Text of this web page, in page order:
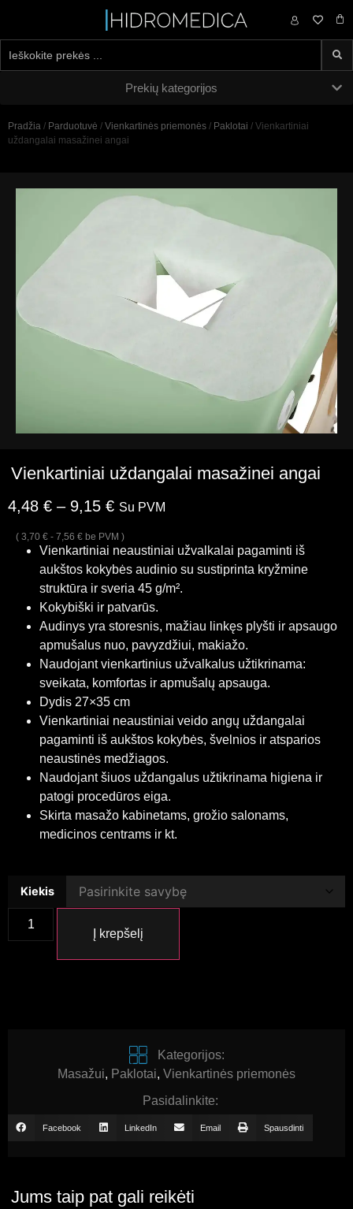
0,00 €
Prekių kategorijos
Pradžia / Parduotuvė / Vienkartinės priemonės / Paklotai / Vienkartiniai
uždangalai masažinei angai
Vienkartiniai uždangalai masažinei angai
4,48 € – 9,15 € Su PVM
( 3,70 € - 7,56 € be PVM )
Vienkartiniai neaustiniai užvalkalai pagaminti iš
aukštos kokybės audinio su sustiprinta kryžmine
struktūra ir sveria 45 g/m².
Kokybiški ir patvarūs.
Audinys yra storesnis, mažiau linkęs plyšti ir apsaugo
apmušalus nuo, pavyzdžiui, makiažo.
Naudojant vienkartinius užvalkalus užtikrinama:
sveikata, komfortas ir apmušalų apsauga.
Dydis 27×35 cm
Vienkartiniai neaustiniai veido angų uždangalai
pagaminti iš aukštos kokybės, švelnios ir atsparios
neaustinės medžiagos.
Naudojant šiuos uždangalus užtikrinama higiena ir
patogi procedūros eiga.
Skirta masažo kabinetams, grožio salonams,
medicinos centrams ir kt.
Kiekis
Į krepšelį
Kategorijos:
Masažui, Paklotai, Vienkartinės priemonės
Pasidalinkite:
Facebook LinkedIn Email Spausdinti
Jums taip pat gali reikėti